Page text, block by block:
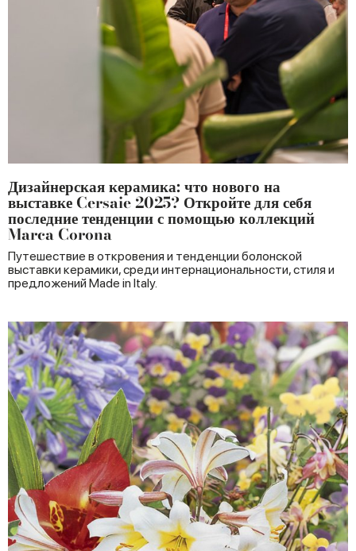
Дизайнерская керамика: что нового на
выставке Cersaie 2025? Откройте для себя
последние тенденции с помощью коллекций
Marca Corona
Путешествие в откровения и тенденции болонской
выставки керамики, среди интернациональности, стиля и
предложений Made in Italy.